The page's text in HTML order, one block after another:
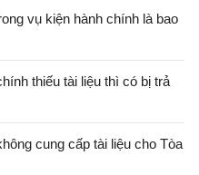
vụ kiện hành chính là bao
thiếu tài liệu thì có bị trả
cung cấp tài liệu cho Tòa